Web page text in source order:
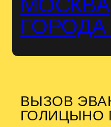
ВЫЗОВ
ГОЛИЦЫНО